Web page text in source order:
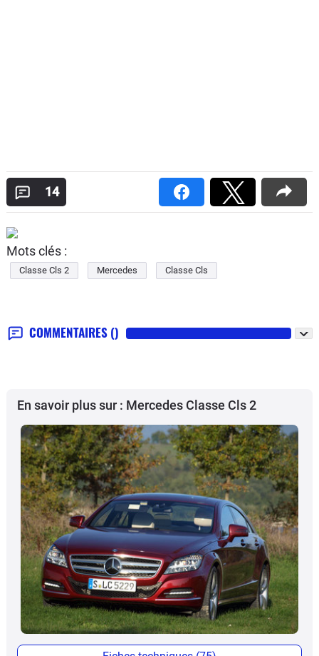
14
Mots clés :
Classe Cls 2 Mercedes Classe Cls
COMMENTAIRES ()
En savoir plus sur : Mercedes Classe Cls 2